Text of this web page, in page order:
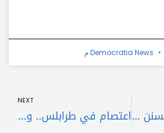
Democratia News
“فخ المعرفة”.. والسنن الكونية الثابتة والمتحولة..!؟
NEXT
اعتصام في طرابلس.. وهذه التفاصيل